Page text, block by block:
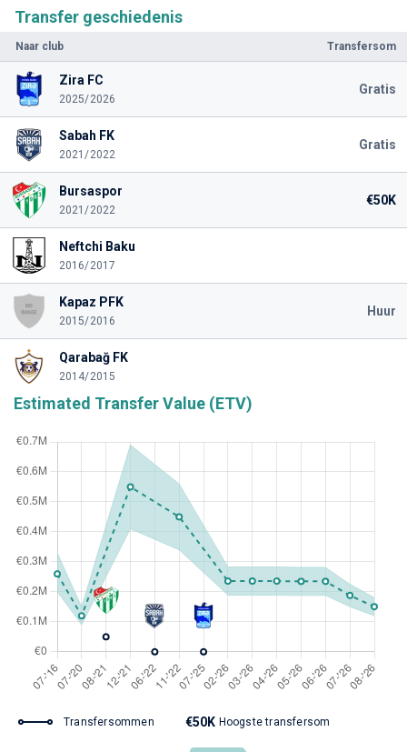
Transfer geschiedenis
Naar club Transfersom
Zira FC
2025/2026
Gratis
Sabah FK
2021/2022
Gratis
Bursaspor
2021/2022
€50K
Neftchi Baku
2016/2017
Kapaz PFK
2015/2016
Huur
Qarabağ FK
2014/2015
Estimated Transfer Value (ETV)
Transfersommen €50K Hoogste transfersom